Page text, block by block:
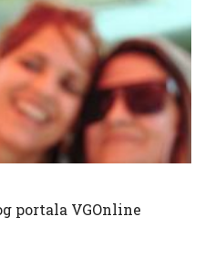
portala VGOnline